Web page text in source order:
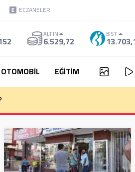
ECZANELER
ALTIN
6.529,72 BIST
OTOMOBİL
EĞİTİM